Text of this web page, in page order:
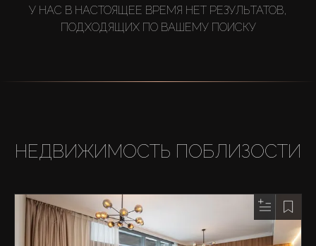
У НАС В НАСТОЯЩЕЕ ВРЕМЯ НЕТ РЕЗУЛЬТАТОВ,
ПОДХОДЯЩИХ ПО ВАШЕМУ ПОИСКУ
НЕДВИЖИМОСТЬ ПОБЛИЗОСТИ